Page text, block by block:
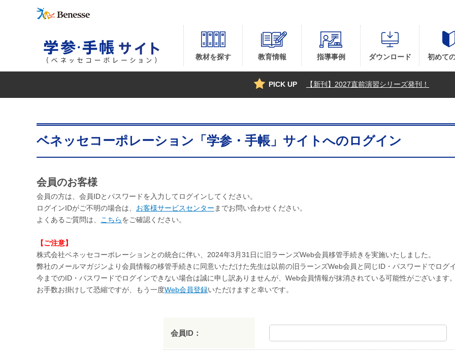
教材を探す 教育情報 指導事例 ダウンロード 初めて
PICK UP 【新刊】2027直前演習シリーズ発刊！
ベネッセコーポレーション「学参・手帳」サイトへのログイン
会員のお客様
会員の方は、会員IDとパスワードを入力してログインしてください。
ログインIDがご不明の場合は、 お客様サービスセンター までお問い合わせください。
よくあるご質問は、
こちらをご確認ください。
【ご注意】
株式会社ベネッセコーポレーションとの統合に伴い、2024年3月31日に旧ラーンズWeb会員移管手続きを実施いたしました。
弊社のメールマガジンより会員情報の移管手続きに同意いただけた先生は以前の旧ラーンズWeb会員と同じID・パスワードでログ
今までのID・パスワードでログインできない場合は誠に申し訳ありませんが、Web会員情報が抹消されている可能性がございます。
お手数お掛けして恐縮ですが、もう一度Web会員登録いただけますと幸いです。
会員ID：